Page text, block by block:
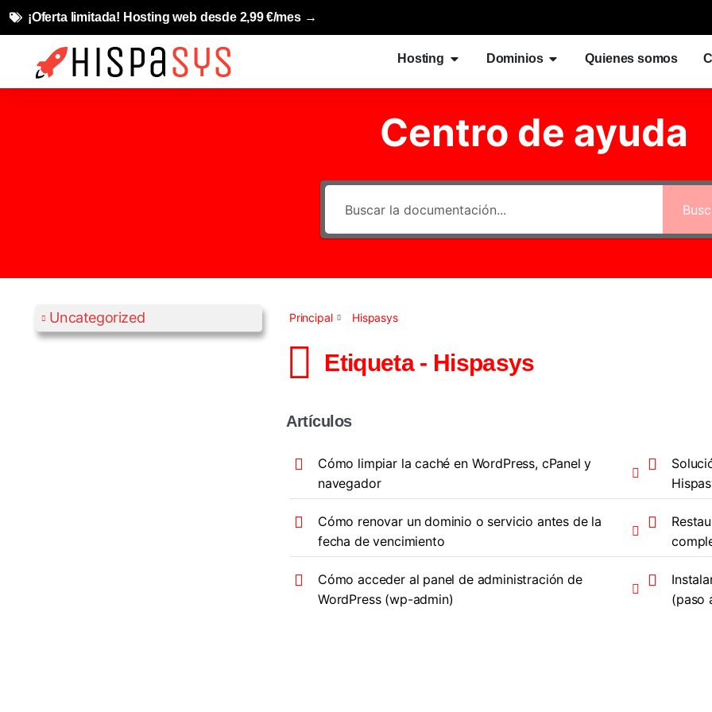
¡Oferta limitada! Hosting web desde 2,99 €/mes →
Hosting Dominios Quienes somos
Centro de ayuda
Uncategorized Principal Hispasys
Etiqueta - Hispasys
Artículos
Cómo limpiar la caché en WordPress, cPanel y
navegador
Cómo renovar un dominio o servicio antes de la
fecha de vencimiento
Cómo acceder al panel de administración de
WordPress (wp-admin)
(paso